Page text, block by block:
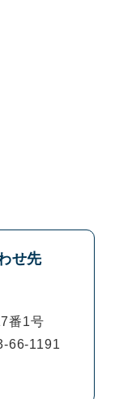
せ先
番1号
66-1191